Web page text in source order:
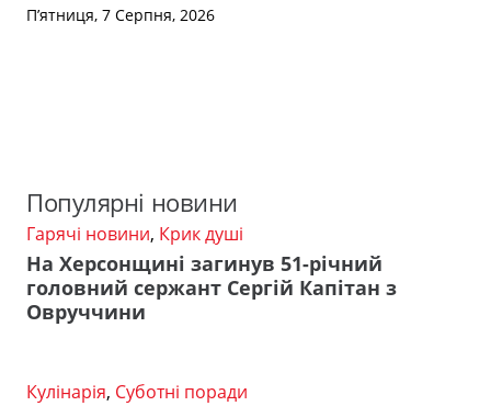
П’ятниця, 7 Серпня, 2026
Популярні новини
Гарячі новини, Крик душі
На Херсонщині загинув 51-річний
головний сержант Сергій Капітан з
Овруччини
Кулінарія, Суботні поради